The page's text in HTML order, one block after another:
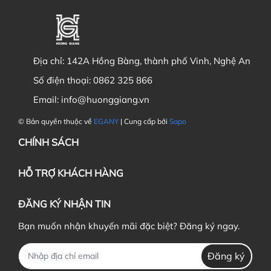
Địa chỉ: 142A Hồng Bàng, thành phố Vinh, Nghệ An
Số điện thoại: 0862 325 866
Email: info@huonggiang.vn
© Bản quyền thuộc về EGANY | Cung cấp bởi Sapo
CHÍNH SÁCH
HỖ TRỢ KHÁCH HÀNG
ĐĂNG KÝ NHẬN TIN
Bạn muốn nhận khuyến mãi đặc biệt? Đăng ký ngay.
Đăng ký